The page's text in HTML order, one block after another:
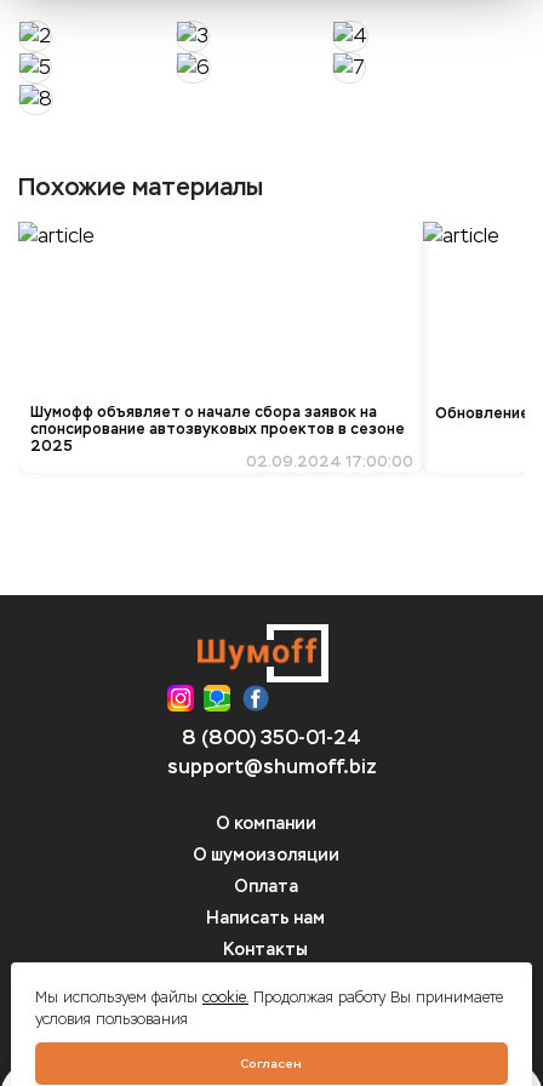
Похожие материалы
Шумофф объявляет о начале сбора заявок на
спонсирование автозвуковых проектов в сезоне
2025
02.09.2024 17:00:00
Обновление
8 (800) 350-01-24
support@shumoff.biz
О компании
О шумоизоляции
Оплата
Написать нам
Контакты
Шумоff - шумоизоляция автомобилей
Мы используем файлы cookie.Продолжая работу Вы принимаете
условия пользования
Согласен